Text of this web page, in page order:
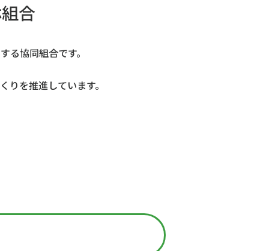
合
る協同組合です。
りを推進しています。